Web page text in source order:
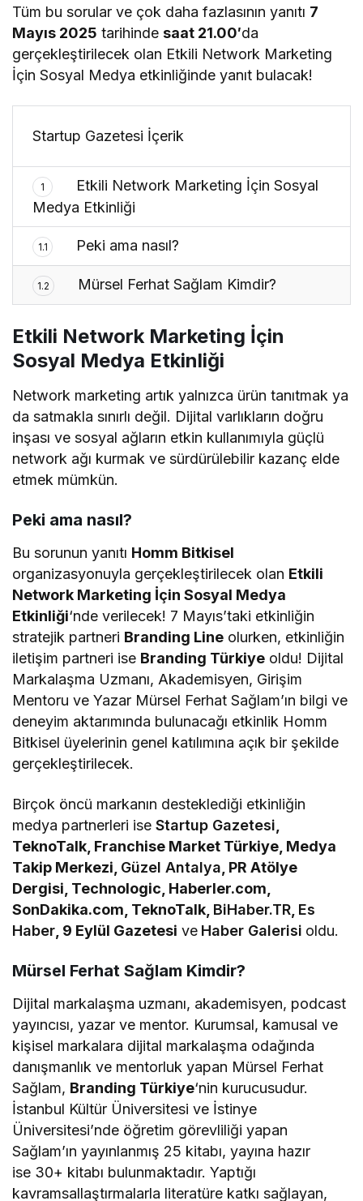
Tüm bu sorular ve çok daha fazlasının yanıtı 7
Mayıs 2025 tarihindesaat 21.00′da
gerçekleştirilecek olan Etkili Network Marketing
İçin Sosyal Medya etkinliğinde yanıt bulacak!
Startup Gazetesi İçerik
1
Etkili Network Marketing İçin Sosyal
Medya Etkinliği
1.1 Peki ama nasıl?
1.2 Mürsel Ferhat Sağlam Kimdir?
Etkili Network Marketing İçin
Sosyal Medya Etkinliği
Network marketing artık yalnızca ürün tanıtmak ya
da satmakla sınırlı değil. Dijital varlıkların doğru
inşası ve sosyal ağların etkin kullanımıyla güçlü
network ağı kurmak ve sürdürülebilir kazanç elde
etmek mümkün.
Peki ama nasıl?
Bu sorunun yanıtı Homm Bitkisel
organizasyonuyla gerçekleştirilecek olan Etkili
Network Marketing İçin Sosyal Medya
Etkinliği‘nde verilecek! 7 Mayıs’taki etkinliğin
stratejik partneri Branding Line olurken, etkinliğin
iletişim partneri ise Branding Türkiye oldu! Dijital
Markalaşma Uzmanı, Akademisyen, Girişim
Mentoru ve Yazar Mürsel Ferhat Sağlam’ın bilgi ve
deneyim aktarımında bulunacağı etkinlik Homm
Bitkisel üyelerinin genel katılımına açık bir şekilde
gerçekleştirilecek.
Birçok öncü markanın desteklediği etkinliğin
medya partnerleri iseStartup Gazetesi
TeknoTalk, Franchise Market Türkiye, Medya
Takip Merkezi, Güzel Antalya , PR Atölye
Dergisi, Technologic, Haberler.com,
SonDakika.com, TeknoTalk, BiHaber.TR Es
Haber , 9 Eylül Gazetesi ve Haber Galerisi oldu.
Mürsel Ferhat Sağlam Kimdir?
Dijital markalaşma uzmanı, akademisyen, podcast
yayıncısı, yazar ve mentor. Kurumsal, kamusal ve
kişisel markalara dijital markalaşma odağında
danışmanlık ve mentorluk yapan Mürsel Ferhat
Sağlam, Branding Türkiye‘nin kurucusudur.
İstanbul Kültür Üniversitesi ve İstinye
Üniversitesi’nde öğretim görevliliği yapan
Sağlam’ın yayınlanmış 25 kitabı, yayına hazır
ise 30+ kitabı bulunmaktadır. Yaptığı
kavramsallaştırmalarla literatüre katkı sağlayan,